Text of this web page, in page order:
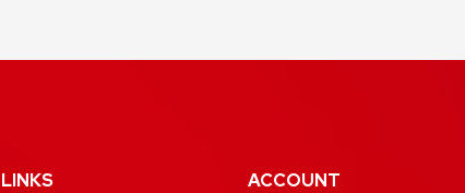
LINKS ACCOUNT